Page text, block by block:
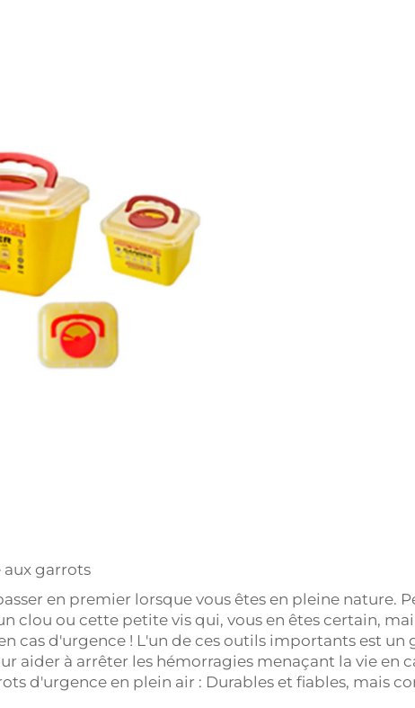
aux garrots
en premier lorsque vous êtes en pleine nature.
clou ou cette petite vis qui, vous en êtes certain,
cas d'urgence ! L'un de ces outils importants est un
aider à arrêter les hémorragies menaçant la vie en
d'urgence en plein air : Durables et fiables, mais